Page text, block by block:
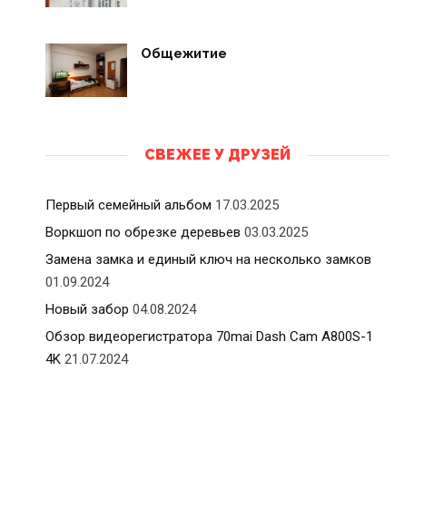
Общежитие
СВЕЖЕЕ У ДРУЗЕЙ
Первый семейный альбом 17.03.2025
Воркшоп по обрезке деревьев 03.03.2025
Замена замка и единый ключ на несколько замков
01.09.2024
Новый забор 04.08.2024
Обзор видеорегистратора 70mai Dash Cam A800S-1
4K 21.07.2024